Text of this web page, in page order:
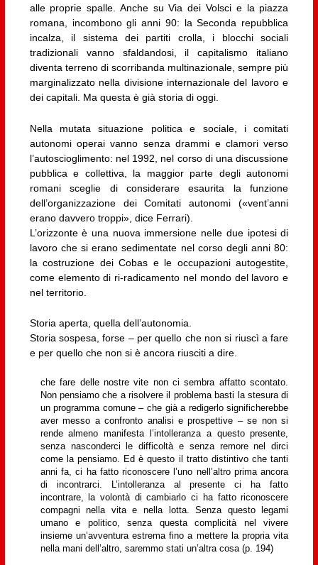
alle proprie spalle. Anche su Via dei Volsci e la piazza
romana, incombono gli anni 90: la Seconda repubblica
incalza, il sistema dei partiti crolla, i blocchi sociali
tradizionali vanno sfaldandosi, il capitalismo italiano
diventa terreno di scorribanda multinazionale, sempre più
marginalizzato nella divisione internazionale del lavoro e
dei capitali. Ma questa è già storia di oggi.
Nella mutata situazione politica e sociale, i comitati
autonomi operai vanno senza drammi e clamori verso
l’autoscioglimento: nel 1992, nel corso di una discussione
pubblica e collettiva, la maggior parte degli autonomi
romani sceglie di considerare esaurita la funzione
dell’organizzazione dei Comitati autonomi («vent’anni
erano davvero troppi», dice Ferrari).
L’orizzonte è una nuova immersione nelle due ipotesi di
lavoro che si erano sedimentate nel corso degli anni 80:
la costruzione dei Cobas e le occupazioni autogestite,
come elemento di ri-radicamento nel mondo del lavoro e
nel territorio.
Storia aperta, quella dell’autonomia.
Storia sospesa, forse – per quello che non si riuscì a fare
e per quello che non si è ancora riusciti a dire.
che fare delle nostre vite non ci sembra affatto scontato.
Non pensiamo che a risolvere il problema basti la stesura di
un programma comune – che già a redigerlo significherebbe
aver messo a confronto analisi e prospettive – se non si
rende almeno manifesta l’intolleranza a questo presente,
senza nasconderci le difficoltà e senza remore nel dirci
come la pensiamo. Ed è questo il tratto distintivo che tanti
anni fa, ci ha fatto riconoscere l’uno nell’altro prima ancora
di incontrarci. L’intolleranza al presente ci ha fatto
incontrare, la volontà di cambiarlo ci ha fatto riconoscere
compagni nella vita e nella lotta. Senza questo legami
umano e politico, senza questa complicità nel vivere
insieme un’avventura estrema fino a mettere la propria vita
nella mani dell’altro, saremmo stati un’altra cosa (p. 194)